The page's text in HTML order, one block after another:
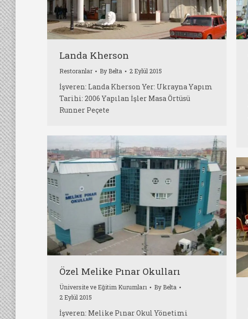
Landa Kherson
Restoranlar By Belta 2 Eylül 2015
İşveren: Landa Kherson Yer: Ukrayna Yapım
Tarihi: 2006 Yapılan İşler Masa Örtüsü
Runner Peçete
Özel Melike Pınar Okulları
Üniversite ve Eğitim Kurumları By Belta
2 Eylül 2015
İşveren: Melike Pınar Okul Yönetimi